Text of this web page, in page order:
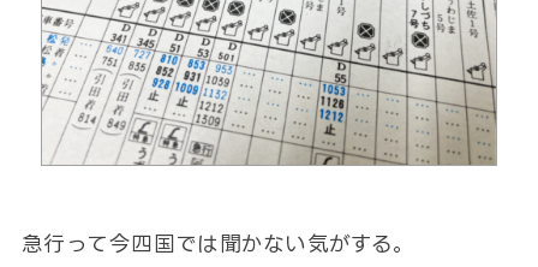
急行って今四国では聞かない気がする。